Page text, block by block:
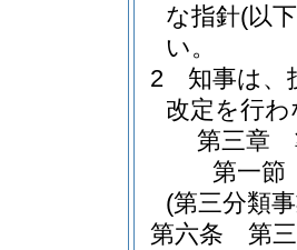
な指針(以
い。
2
知事は、
改定を行
第三章
第一節
(第三分類
第六条
第